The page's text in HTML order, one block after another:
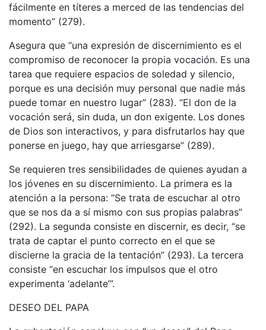
fácilmente en títeres a merced de las tendencias del
momento” (279).
Asegura que “una expresión de discernimiento es el
compromiso de reconocer la propia vocación. Es una
tarea que requiere espacios de soledad y silencio,
porque es una decisión muy personal que nadie más
puede tomar en nuestro lugar” (283). “El don de la
vocación será, sin duda, un don exigente. Los dones
de Dios son interactivos, y para disfrutarlos hay que
ponerse en juego, hay que arriesgarse” (289).
Se requieren tres sensibilidades de quienes ayudan a
los jóvenes en su discernimiento. La primera es la
atención a la persona: “Se trata de escuchar al otro
que se nos da a sí mismo con sus propias palabras”
(292). La segunda consiste en discernir, es decir, “se
trata de captar el punto correcto en el que se
discierne la gracia de la tentación” (293). La tercera
consiste “en escuchar los impulsos que el otro
experimenta ‘adelante’”.
DESEO DEL PAPA